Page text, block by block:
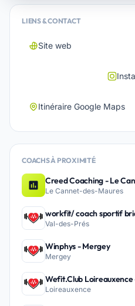
LIENS & CONTACT
Site web
Itinéraire Google Maps
COACHS À PROXIMITÉ
Creed Coaching - Le
Le Cannet-des-Maures
workfit/ coach sportif
Val-des-Prés
Winphys - Mergey
Mergey
Wefit.Club
Loireauxence